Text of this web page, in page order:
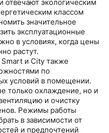
отвечают экологическим
классом
значительное
эксплуатационные
в условиях, когда цены
растут.
и City также
по
условий в помещении.
только охлаждение, но и
и очистку
Режимы работы
в зависимости от
и предпочтений